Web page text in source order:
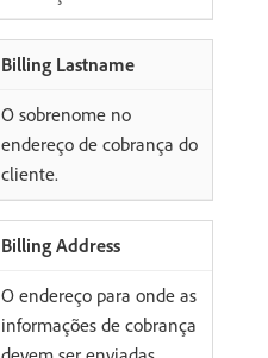
Billing Lastname
O sobrenome no
endereço de cobrança do
cliente.
Billing Address
O endereço para onde as
informações de cobrança